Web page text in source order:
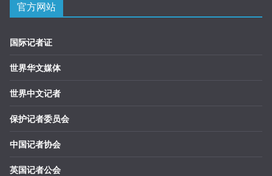
官方网站
国际记者证
世界华文媒体
世界中文记者
保护记者委员会
中国记者协会
英国记者公会